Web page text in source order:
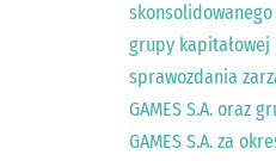
grupy kapitałowej
sprawozdania
GAMES S.A. oraz
GAMES S.A. za